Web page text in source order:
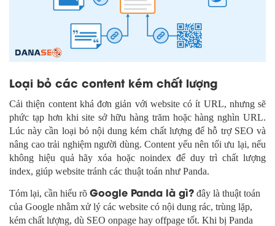
Loại bỏ các content kém chất lượng
Cải thiện content khá đơn giản với website có ít URL, nhưng sẽ
phức tạp hơn khi site sở hữu hàng trăm hoặc hàng nghìn URL.
Lúc này cần loại bỏ nội dung kém chất lượng để hỗ trợ SEO và
nâng cao trải nghiệm người dùng. Content yếu nên tối ưu lại, nếu
không hiệu quả hãy xóa hoặc noindex để duy trì chất lượng
index, giúp website tránh các thuật toán như Panda.
Tóm lại, cần hiểu rõ Google Panda là gì? đây là thuật toán
của Google nhằm xử lý các website có nội dung rác, trùng lặp,
kém chất lượng, dù SEO onpage hay offpage tốt. Khi bị Panda